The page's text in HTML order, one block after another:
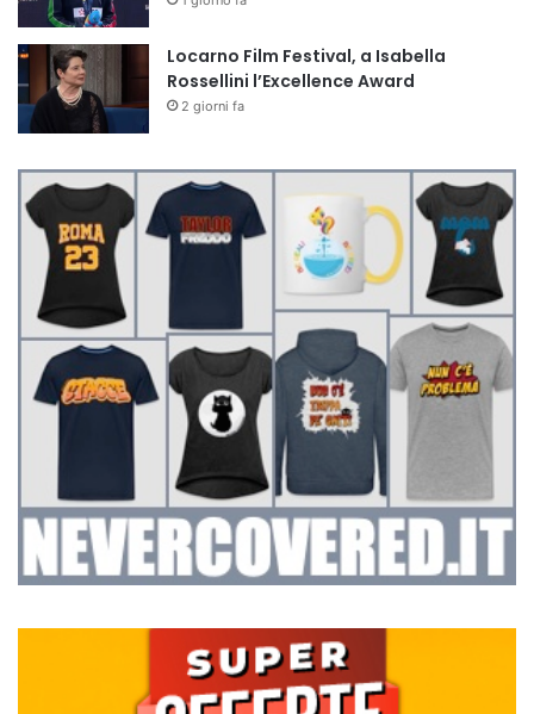
Locarno Film Festival, a Isabella
Rossellini l’Excellence Award
2 giorni fa